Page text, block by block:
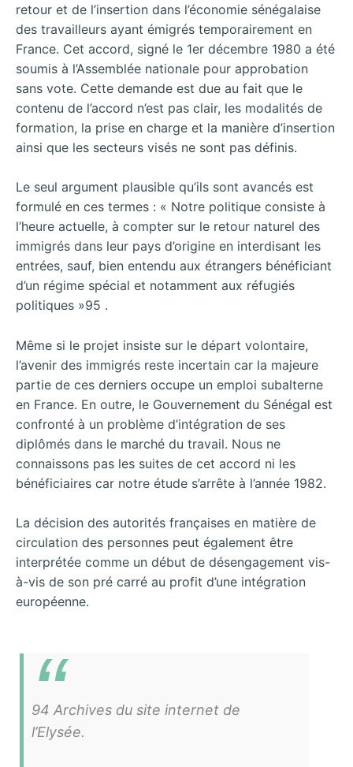
retour et de l’insertion dans l’économie sénégalaise
des travailleurs ayant émigrés temporairement en
France. Cet accord, signé le 1er décembre 1980 a été
soumis à l’Assemblée nationale pour approbation
sans vote. Cette demande est due au fait que le
contenu de l’accord n’est pas clair, les modalités de
formation, la prise en charge et la manière d’insertion
ainsi que les secteurs visés ne sont pas définis.
Le seul argument plausible qu’ils sont avancés est
formulé en ces termes : « Notre politique consiste à
l’heure actuelle, à compter sur le retour naturel des
immigrés dans leur pays d’origine en interdisant les
entrées, sauf, bien entendu aux étrangers bénéficiant
d’un régime spécial et notamment aux réfugiés
politiques »95 .
Même si le projet insiste sur le départ volontaire,
l’avenir des immigrés reste incertain car la majeure
partie de ces derniers occupe un emploi subalterne
en France. En outre, le Gouvernement du Sénégal est
confronté à un problème d’intégration de ses
diplômés dans le marché du travail. Nous ne
connaissons pas les suites de cet accord ni les
bénéficiaires car notre étude s’arrête à l’année 1982.
La décision des autorités françaises en matière de
circulation des personnes peut également être
interprétée comme un début de désengagement vis-
à-vis de son pré carré au profit d’une intégration
européenne.
94 Archives du site internet de
l’Elysée.